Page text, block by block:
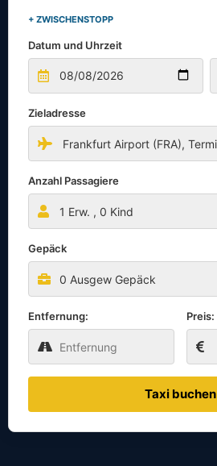
+ ZWISCHENSTOPP
Datum und Uhrzeit
Zieladresse
Anzahl Passagiere
1 Erw. , 0 Kind
Gepäck
0 Ausgew Gepäck
Entfernung: Preis:
Taxi buchen